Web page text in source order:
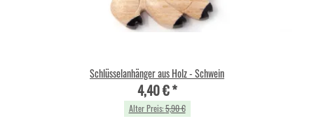
Schlüsselanhänger aus Holz - Schwein
4,40 €*
Alter Preis:5,90 €